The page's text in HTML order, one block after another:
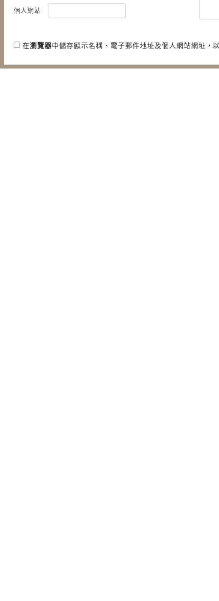
個人網站
在瀏覽器中儲存顯示名稱、電子郵件地址及個人網站網址，